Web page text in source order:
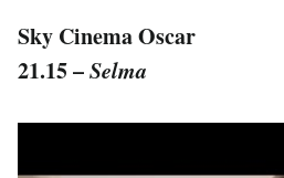
Sky Cinema Oscar
21.15 –Selma